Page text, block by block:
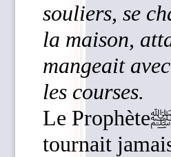
souliers, se
la maison,
mangeait
les courses.
Le Prophèteﷺ Mouhammad souriait toujours en parlant, et ne
tournait